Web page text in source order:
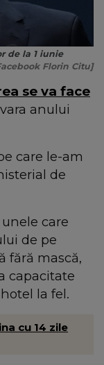
de la 1 iunie
Florin Citu]
se va face
anului
care le-am
de
care
de pe
fără mască,
capacitate
la fel.
cu 14 zile